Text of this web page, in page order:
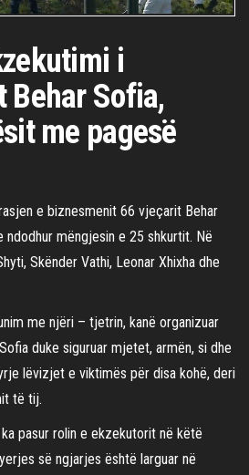
i
Behar Sofia,
me pagesë
e biznesmenit 66 vjeçarit Behar
ndodhur mëngjesin e 25 shkurtit. Në
Skënder Vathi, Leonar Xhixha dhe
me njëri – tjetrin, kanë organizuar
duke siguruar mjetet, armën, si dhe
lëvizjet e viktimës për disa kohë, deri
të tij.
pasur rolin e ekzekutorit në këtë
së ngjarjes është larguar në